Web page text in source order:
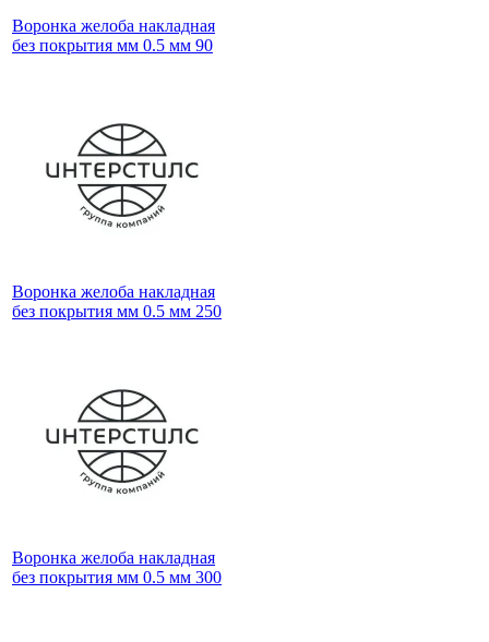
Воронка желоба накладная
без покрытия мм 0.5 мм 90
Воронка желоба накладная
без покрытия мм 0.5 мм 250
Воронка желоба накладная
без покрытия мм 0.5 мм 300